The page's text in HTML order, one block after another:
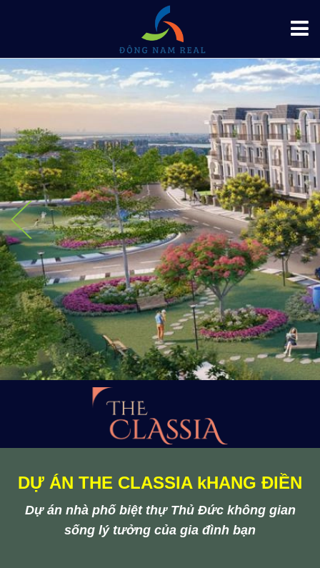
DỰ ÁN THE CLASSIA kHANG ĐIỀN
Dự án nhà phố biệt thự Thủ Đức không gian
sống lý tưởng của gia đình bạn